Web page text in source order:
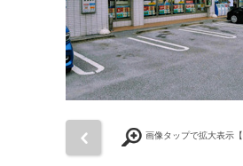
画像タップで拡大表示【